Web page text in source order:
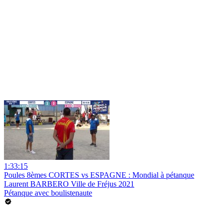
1:33:15
Poules 8èmes CORTES vs ESPAGNE : Mondial à pétanque
Laurent BARBERO Ville de Fréjus 2021
Pétanque avec boulistenaute